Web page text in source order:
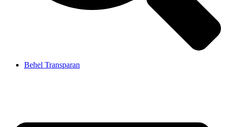
Behel Transparan